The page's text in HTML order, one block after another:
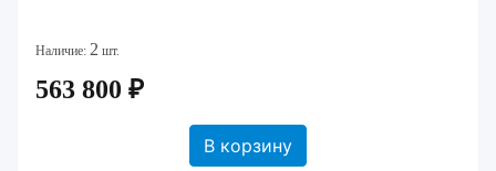
Наличие: 2 шт.
563 800 ₽
В корзину